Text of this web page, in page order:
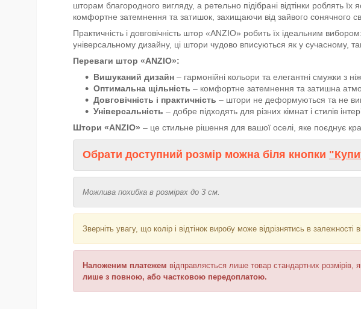
шторам благородного вигляду, а ретельно підібрані відтінки роблять
комфортне затемнення та затишок, захищаючи від зайвого сонячного
Практичність і довговічність штор «ANZIO» робить їх ідеальним
універсальному дизайну, ці штори чудово вписуються як у сучасному, так
Переваги штор «ANZIO»:
Вишуканий дизайн – гармонійні кольори та елегантні смужки з
Оптимальна щільність – комфортне затемнення та затишна
Довговічність і практичність – штори не деформуються та не
Універсальність – добре підходять для різних кімнат і стилів
Штори «ANZIO» – це стильне рішення для вашої оселі, яке поєднує
Обрати доступний розмір можна біля кнопки
Можлива похибка в розмірах до 3 см.
Зверніть увагу, що колір і відтінок виробу може відрізнятись в
Наложеним платежем відправляється лише товар стандартних розмірів,
лише з повною, або частковою передоплатою.